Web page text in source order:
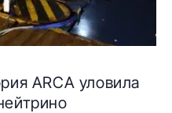
ARCA уловила